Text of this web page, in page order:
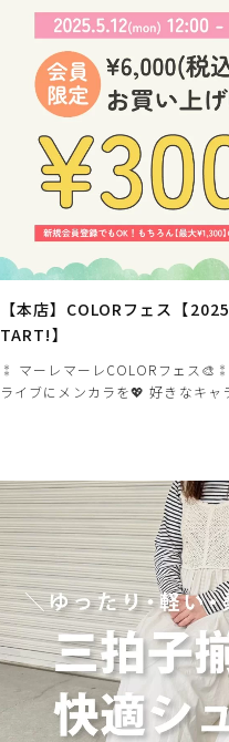
【本店】COLORフェス【
TART!】
⁑ マーレマーレCOLORフェス
ライブにメンカラを💖 好きなキャ
上